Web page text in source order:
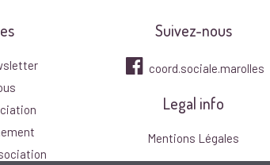
Suivez-nous
coord.sociale.marolles
Legal info
Mentions Légales